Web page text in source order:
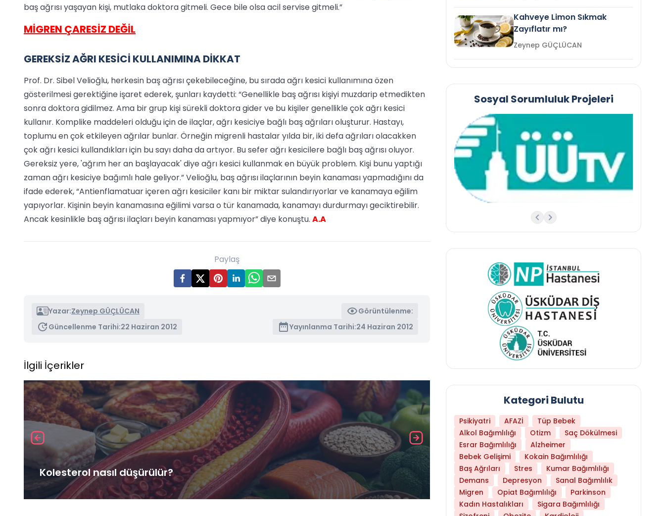
baş ağrısı yaşayan kişi, mutlaka doktora gitmeli. Gece bile olsa acil servise gitmeli.”
MİGREN ÇARESİZ DEĞİL
GEREKSİZ AĞRI KESİCİ KULLANIMINA DİKKAT
Prof. Dr. Sibel Velioğlu, herkesin baş ağrısı çekebileceğine, bu sırada ağrı kesici kullanımına özen
gösterilmesi gerektiğine işaret ederek, şunları kaydetti: “Genellikle baş ağrısı kişiyi muzdarip etmedikten
sonra doktora gidilmez. Ama bir grup kişi sürekli doktora gider ve bu kişiler genellikle çok ağrı kesici
kullanır. Komplike maddeleri olduğu için de ilaçlar, ağrı kesiciye bağlı baş ağrıları oluşturur. Hastayı,
toplumu en çok etkileyen ağrılar bunlar. Örneğin migrenli hastalar yılda bir, iki defa ağrıları olacakken
çok ağrı kesici kullandıkları için bu sayı daha da artıyor. Bu sefer ağrı kesicilere bağlı baş ağrısı oluyor.
Gereksiz yere, 'ağrım her an başlayacak' diye ağrı kesici kullanmak en büyük problem. Kişi bunu yaptığı
zaman ağrı kesiciye bağımlı hale geliyor.” Velioğlu, baş ağrısı ilaçlarının beyin kanaması yapmadığını da
ifade ederek, “Antienflamatuar içeren ağrı kesiciler kanı bir miktar sulandırıyorlar ve kanamaya eğilim
yapıyorlar. Kişinin beyin kanamasına eğilimi varsa o tür kanamada, kanamayı durdurmayı geciktirebilir.
Ancak kesinlikle baş ağrısı ilaçları beyin kanaması yapmıyor” diye konuştu. A.A
Paylaş
Yazar:Zeynep GÜÇLÜCAN
Görüntülenme:
Güncellenme Tarihi:22 Haziran 2012 Yayınlanma Tarihi:24 Haziran 2012
İlgili İçerikler
Kolesterol nasıl düşürülür? Daha Az Protein Tüketmek Yaşlanmayı
Kahveye Limon Sıkmak
Zayıflatır mı?
Zeynep GÜÇLÜCAN
Sosyal Sorumluluk Projeleri
Kategori Bulutu
Psikiyatri AFAZİ
Tüp Bebek
Alkol Bağımlılığı
Otizm
Saç Dökülmesi
Esrar Bağımlılığı
Alzheimer
Bebek Gelişimi
Kokain Bağımlılığı
Baş Ağrıları
Stres
Kumar Bağımlılığı
Demans
Depresyon
Sanal Bağımlılık
Migren
Opiat Bağımlılığı
Parkinson
Kadın Hastalıkları
Sigara Bağımlılığı